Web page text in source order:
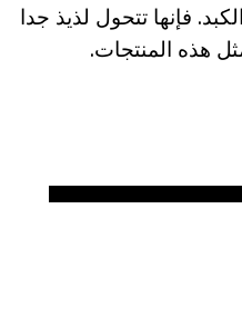
فإنها تتحول لذيذ جدا
هذه المنتجات.